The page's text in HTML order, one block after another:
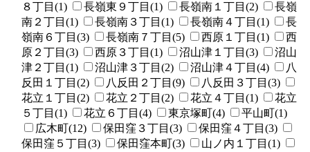
８丁目(1)
長嶺東９丁目(1) 長嶺南１丁目(2)
長嶺
南２丁目(1)
長嶺南３丁目(1) 長嶺南４丁目(1)
長
嶺南６丁目(3)
長嶺南７丁目(5) 西原１丁目(1)
西
原２丁目(3)
西原３丁目(1) 沼山津１丁目(3)
沼山
津２丁目(1)
沼山津３丁目(2) 沼山津４丁目(4)
八
反田１丁目(2)
八反田２丁目(9)
八反田３丁目(3)
花立１丁目(2)
花立２丁目(2) 花立４丁目(1)
花立
５丁目(1)
花立６丁目(4) 東京塚町(4)
平山町(1)
広木町(12)
保田窪３丁目(3)
保田窪４丁目(3)
保田窪５丁目(3)
保田窪本町(3) 山ノ内１丁目(1)